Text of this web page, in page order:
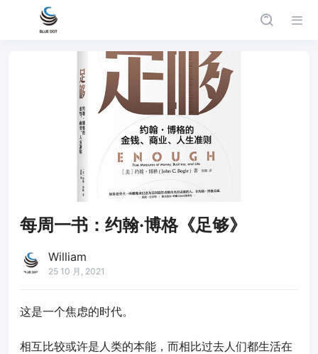
每周一书：约翰·博格《足够》
William
25 10 月, 2021
这是一个焦虑的时代。
相互比较或许是人类的本能，而相比过去人们都生活在